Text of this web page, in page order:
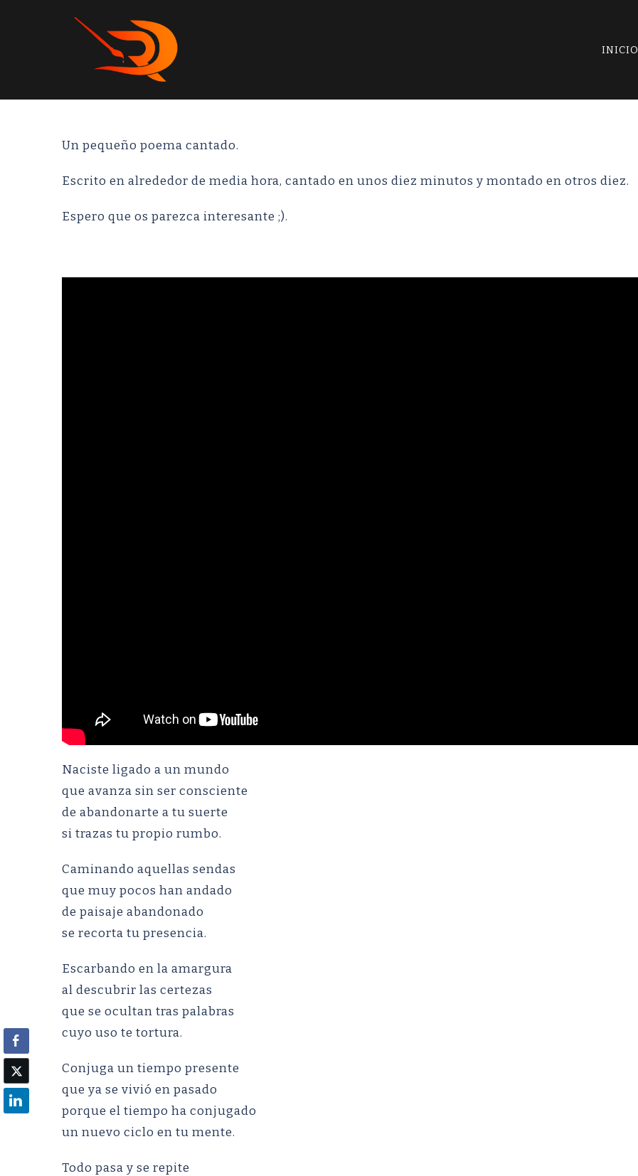
INICIO
Un pequeño poema cantado.
Escrito en alrededor de media hora, cantado en unos diez minutos y montado en otros diez.
Espero que os parezca interesante ;).
Naciste ligado a un mundo
que avanza sin ser consciente
de abandonarte a tu suerte
si trazas tu propio rumbo.
Caminando aquellas sendas
que muy pocos han andado
de paisaje abandonado
se recorta tu presencia.
Escarbando en la amargura
al descubrir las certezas
que se ocultan tras palabras
cuyo uso te tortura.
Conjuga un tiempo presente
que ya se vivió en pasado
porque el tiempo ha conjugado
un nuevo ciclo en tu mente.
Todo pasa y se repite